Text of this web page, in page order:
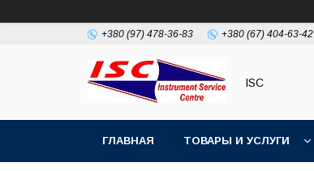
+380 (97) 478-36-83 +380 (67) 404-63-42
ISC
ГЛАВНАЯ ТОВАРЫ И УСЛУГИ